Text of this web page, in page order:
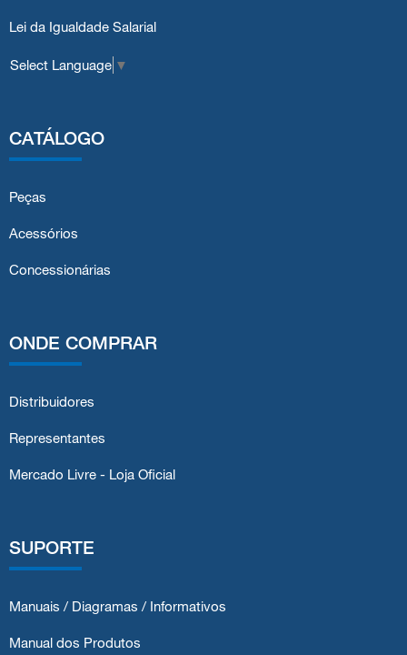
Lei da Igualdade Salarial
Select Language ▼
CATÁLOGO
Peças
Acessórios
Concessionárias
ONDE COMPRAR
Distribuidores
Representantes
Mercado Livre - Loja Oficial
SUPORTE
Manuais / Diagramas / Informativos
Manual dos Produtos